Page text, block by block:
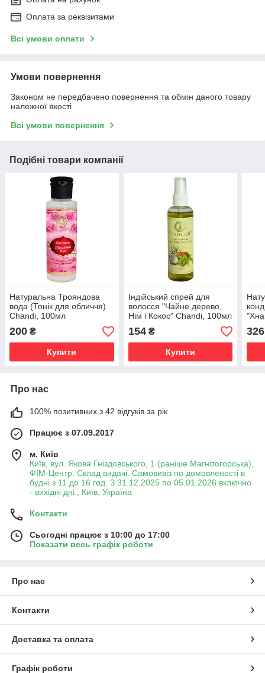
Оплата за реквізитами
Всі умови оплати
Умови повернення
Законом не передбачено повернення та обмін даного товару
належної якості
Всі умови повернення
Подібні товари компанії
Натуральна Трояндова
вода (Тонік для обличчя)
Chandi, 100мл
200 ₴
Купити
Індійський спрей для
волосся "Чайне дерево,
Нім і Кокос" Chandi, 100мл
154₴
Купити
326
Про нас
100% позитивних з 42 відгуків за рік
Працює з 07.09.2017
м. Київ
Київ, вул. Якова Гніздовського, 1 (раніше Магнітогорська),
ФІМ-Центр. Склад видачі. Самовивіз по домовленості в
будні з 11 до 16 год. З 31.12.2025 по 05.01.2026 включно
- вихідні дні., Київ, Україна
Контакти
Сьогодні працює з 10:00 до 17:00
Показати весь графік роботи
Про нас
Контакти
Доставка та оплата
Графік роботи